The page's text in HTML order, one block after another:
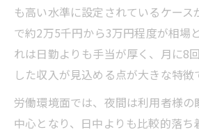
夜勤専従という働き方で
応のコツ
夜勤専従という働き方で
とその軽減策
夜勤専従という働き方で
ブルと対処法
も高い水準に設定されているケース
で約2万5千円から3万円程度が相場
れは日勤よりも手当が厚く、月に8
した収入が見込める点が大きな特徴
労働環境面では、夜間は利用者様
中心となり、日中よりも比較的落ち